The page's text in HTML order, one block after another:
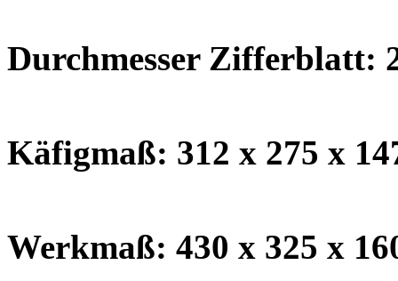
Durchmesser Zifferblatt:
Käfigmaß: 312 x 275 x
Werkmaß: 430 x 325 x